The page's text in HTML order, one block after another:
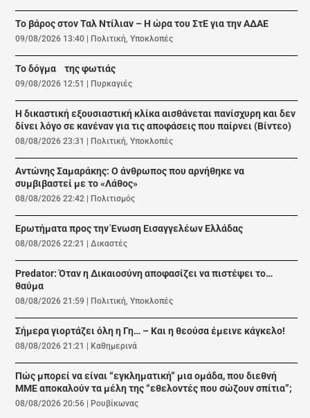
Το βάρος στον Ταλ Ντίλιαν – Η ώρα του ΣτΕ για την ΑΔΑΕ
09/08/2026 13:40 Πολιτική,Υποκλοπές
Το δόγμα της φωτιάς
09/08/2026 12:51 Πυρκαγιές
Η δικαστική εξουσιαστική κλίκα αισθάνεται πανίσχυρη και δεν
δίνει λόγο σε κανέναν για τις αποφάσεις που παίρνει (Βίντεο)
08/08/2026 23:31 Πολιτική,Υποκλοπές
Αντώνης Σαμαράκης: Ο άνθρωπος που αρνήθηκε να
συμβιβαστεί με το «Λάθος»
08/08/2026 22:42 Πολιτισμός
Ερωτήματα προς την Ένωση Εισαγγελέων Ελλάδας
08/08/2026 22:21 |Δικαστές
Predator: Όταν η Δικαιοσύνη αποφασίζει να πιστέψει το…
θαύμα
08/08/2026 21:59 Πολιτική,Υποκλοπές
Σήμερα γιορτάζει όλη η Γη… – Και η θεούσα έμεινε κάγκελο!
08/08/2026 21:21 Καθημερινά
Πώς μπορεί να είναι “εγκληματική” μια ομάδα, που διεθνή
ΜΜΕ αποκαλούν τα μέλη της “εθελοντές που σώζουν σπίτια”;
08/08/2026 20:56 Ρουβίκωνας